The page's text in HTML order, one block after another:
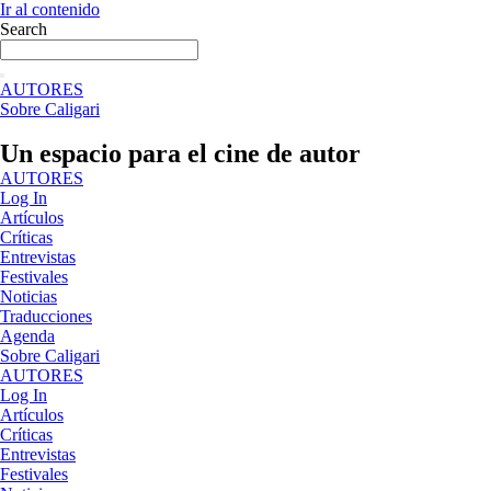
Ir al contenido
Search
AUTORES
Sobre Caligari
Un espacio para el cine de autor
AUTORES
Log In
Artículos
Críticas
Entrevistas
Festivales
Noticias
Traducciones
Agenda
Sobre Caligari
AUTORES
Log In
Artículos
Críticas
Entrevistas
Festivales